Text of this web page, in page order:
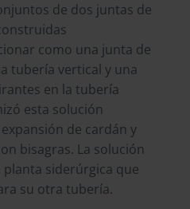
de dos juntas de
como una junta de
tubería vertical y una
en la tubería
esta solución
de cardán y
bisagras. La solución
siderúrgica que
su otra tubería.